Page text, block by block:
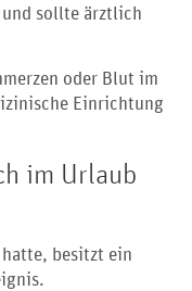
sollte ärztlich
oder Blut im
Einrichtung
im Urlaub
besitzt ein